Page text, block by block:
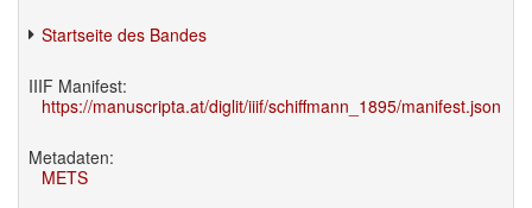
Startseite des Bandes
IIIF Manifest:
https://manuscripta.at/diglit/iiif/schiffmann_1895/manifest.json
Metadaten:
METS